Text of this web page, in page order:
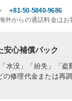
+81-50-5840-9686
外からの通話料金は
安心補償パック
水没」「紛失」「盗
の修理代金または再